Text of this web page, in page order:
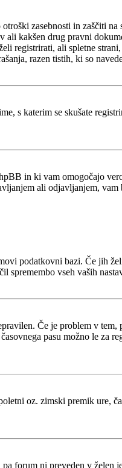
zasebnosti in zaščiti
kakšen drug pravni
registrirati, ali spletne
razen tistih, ki so
s katerim se skušate
in ki vam omogočajo
ali odjavljanjem,
podatkovni bazi. Če jih
spremembo vseh vaših
Če je problem v
pasu možno le za
oz. zimski premik ure,
forum ni preveden v